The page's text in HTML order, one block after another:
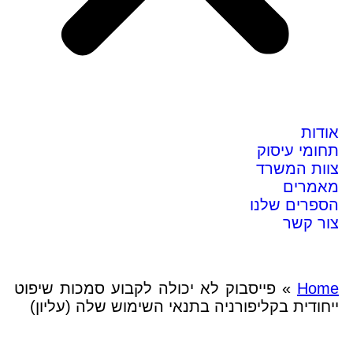
אודות
תחומי עיסוק
צוות המשרד
מאמרים
הספרים שלנו
צור קשר
Home
» פייסבוק לא יכולה לקבוע סמכות שיפוט
ייחודית בקליפורניה בתנאי השימוש שלה (עליון)